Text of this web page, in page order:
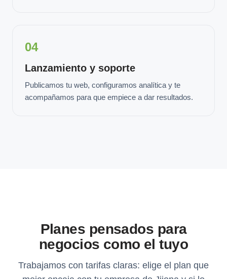
04
Lanzamiento y soporte
Publicamos tu web, configuramos analítica y te
acompañamos para que empiece a dar resultados.
Planes pensados para
negocios como el tuyo
Trabajamos con tarifas claras: elige el plan que